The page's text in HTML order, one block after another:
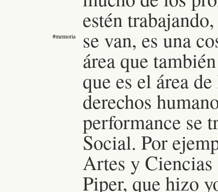
estén
se van, es una
#memoria
área que
que es el área
derechos
performance se
Social. Por
Artes y Ciencias
Piper, que hizo